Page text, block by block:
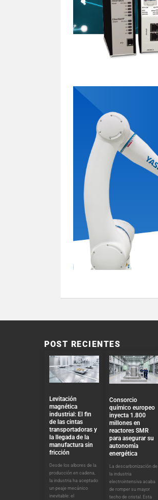
POST RECIENTES
Levitación
magnética
industrial: El fin
de las cintas
transportadoras y
la llegada de la
manufactura sin
fricción
Desde los albores de la
producción en cadena,
la industria ha aceptado
un peaje mecánico
inevitable: el
Consorcio
químico europeo
inyecta 1.800
millones en
reactores SMR
para asegurar su
autonomía
energética
La descarbonización de
la industria
electrointensiva acaba
de romper su mayor
techo de cristal. Esta